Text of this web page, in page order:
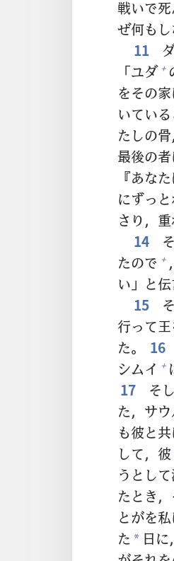
戦いで死
ぜ何も
11
「ユダ +
をその家
いている
たしの骨
最後の者
『あな
にずっ
さり， 重
14
たので + ，
い」と伝
15
行って王
た。
16
シムイ +
17
そ
た，サ
も彼と共
して， 彼
うとして
たとき
とがを私
た * 日に